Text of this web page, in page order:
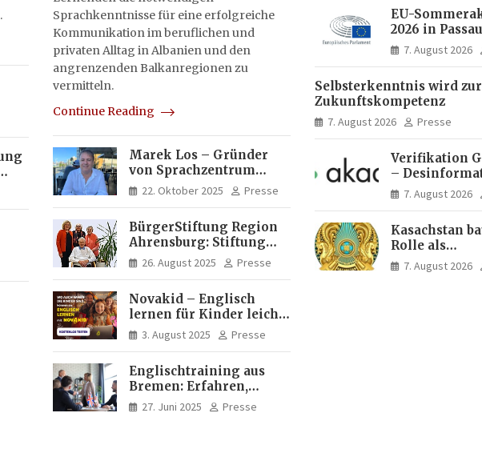
Sprachkenntnisse für eine erfolgreiche
Kommunikation im beruflichen und
privaten Alltag in Albanien und den
angrenzenden Balkanregionen zu
vermitteln.
Continue Reading
Marek Los – Gründer
von Sprachzentrum
Moose, Moose Casa
Italia und Apartamento
Experte für Bildung und
Investitionen in
Brasilien
22. Oktober 2025 Presse
BürgerStiftung Region
Ahrensburg: Stiftung
Dietrich+Gudrun Maaß
fördert
Frauen
26. August 2025 Presse
Novakid – Englisch
lernen für Kinder leicht
gemacht
3. August 2025 Presse
Englischtraining aus
Bremen: Erfahren,
professionell, online
zugänglich
27. Juni 2025 Presse
EU-
2026 in
Menschen
Ideen für
7. August 2026
Selbsterkenntnis wird zur
Zukunftskompetenz
7. August 2026 Presse
Verifikation
–
Fake News,
Inhalte | dpa-
7. August 2026
Kasachstan
Rolle als
zwischen
7. August 2026